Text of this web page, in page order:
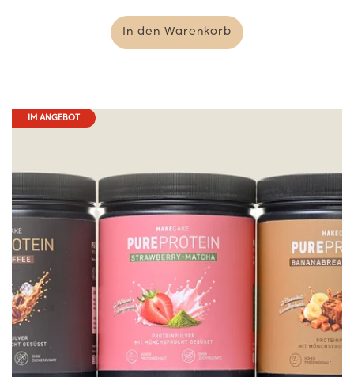
In den Warenkorb
IM ANGEBOT